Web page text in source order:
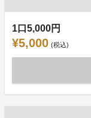
1口5,000円
¥5,000 (税込)